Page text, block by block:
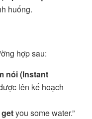
huống.
hợp sau:
nói (Instant
lên kế hoạch
you some water.”